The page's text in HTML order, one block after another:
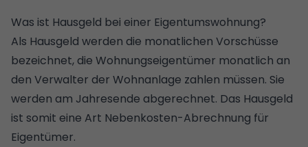
Was ist Hausgeld bei einer Eigentumswohnung?
Als Hausgeld werden die monatlichen Vorschüsse
bezeichnet, die Wohnungseigentümer monatlich an
den Verwalter der Wohnanlage zahlen müssen. Sie
werden am Jahresende abgerechnet. Das Hausgeld
ist somit eine Art Nebenkosten-Abrechnung für
Eigentümer.